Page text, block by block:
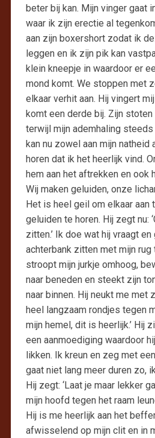
beter bij kan. Mijn vinger gaat
waar ik zijn erectie al
aan zijn boxershort zodat ik
leggen en ik zijn pik kan
klein kneepje in waardoor er
mond komt. We stoppen met
elkaar verhit aan. Hij vingert
komt een derde bij. Zijn
terwijl mijn ademhaling
kan nu zowel aan mijn natheid
horen dat ik het heerlijk vind.
hem aan het aftrekken en ook
Wij maken geluiden, onze
Het is heel geil om elkaar aan
geluiden te horen. Hij zegt nu:
zitten.’ Ik doe wat hij vraagt
achterbank zitten met mijn rug
stroopt mijn jurkje omhoog,
naar beneden en steekt zijn
naar binnen. Hij neukt me met
heel langzaam rondjes tegen
mijn hemel, dit is heerlijk.’ Hij
een aanmoediging waardoor
likken. Ik kreun en zeg met
gaat niet lang meer duren zo,
Hij zegt: ‘Laat je maar lekker
mijn hoofd tegen het raam
Hij is me heerlijk aan het
afwisselend op mijn clit en in